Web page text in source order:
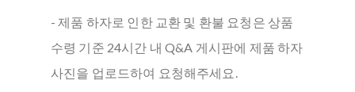
- 제품 하자로 인한 교환 및 환불 요청은 상품
수령 기준 24시간 내 Q&A 게시판에 제품 하자
사진을 업로드하여 요청해주세요.